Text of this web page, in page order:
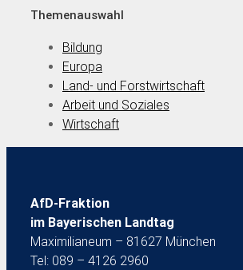
Themenauswahl
Bildung
Europa
Land- und Forstwirtschaft
Arbeit und Soziales
Wirtschaft
AfD-Fraktion
im Bayerischen Landtag
Maximilianeum – 81627 München
Tel: 089 – 4126 2960